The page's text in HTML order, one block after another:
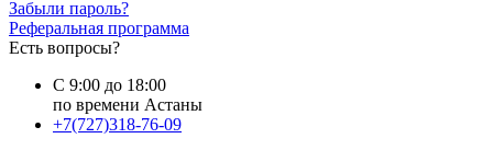
Забыли пароль?
Реферальная программа
Есть вопросы?
С 9:00 до 18:00
по времени Астаны
+7(727)318-76-09